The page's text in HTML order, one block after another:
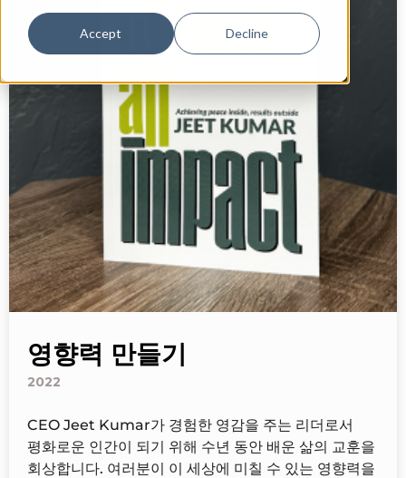
Accept Decline
영향력 만들기
2022
CEO Jeet Kumar가 경험한 영감을 주는 리더로서
평화로운 인간이 되기 위해 수년 동안 배운 삶의 교훈을
회상합니다. 여러분이 이 세상에 미칠 수 있는 영향력을